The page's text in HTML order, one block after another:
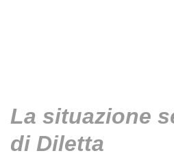
La situazione
di Diletta